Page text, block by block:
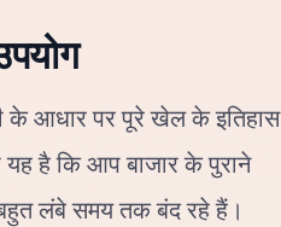
के आधार पर पूरे खेल के इतिहास
यह है कि आप बाजार के पुराने
लंबे समय तक बंद रहे हैं।